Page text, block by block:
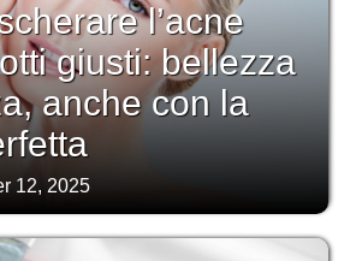
l’acne
giusti: bellezza
anche con la
12, 2025